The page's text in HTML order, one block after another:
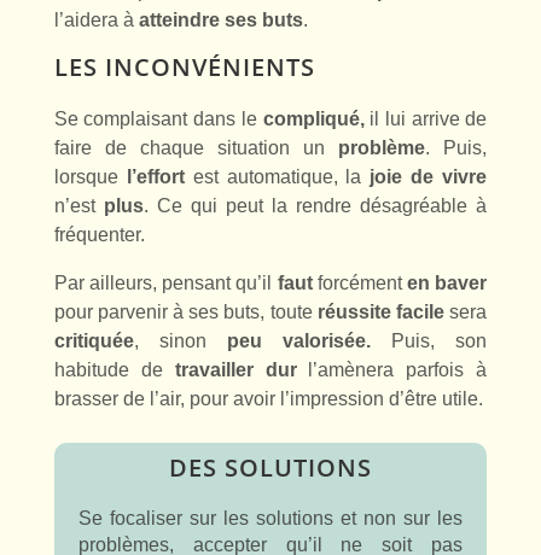
l’aidera à atteindre ses buts.
LES INCONVÉNIENTS
Se complaisant dans le compliqué,il lui arrive de
faire de chaque situation un problème. Puis,
lorsque
l’effortest automatique, la joie de vivre
n’est plus. Ce qui peut la rendre désagréable à
fréquenter.
Par ailleurs, pensant qu’il fautforcémenten baver
pour parvenir à ses buts, toute réussite facilesera
critiquée, sinon peu valorisée.
Puis, son
habitude de travailler durl’amènera parfois à
brasser de l’air, pour avoir l’impression d’être utile.
DES SOLUTIONS
Se focaliser sur les solutions et non sur les
problèmes, accepter qu’il ne soit pas